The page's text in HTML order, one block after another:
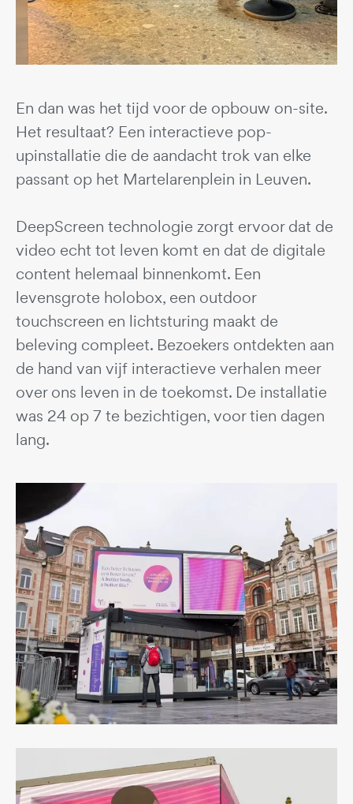
En dan was het tijd voor de opbouw on-site.
Het resultaat? Een interactieve pop-
upinstallatie die de aandacht trok van elke
passant op het Martelarenplein in Leuven.
DeepScreen technologie zorgt ervoor dat de
video echt tot leven komt en dat de digitale
content helemaal binnenkomt. Een
levensgrote holobox, een outdoor
touchscreen en lichtsturing maakt de
beleving compleet. Bezoekers ontdekten aan
de hand van vijf interactieve verhalen meer
over ons leven in de toekomst. De installatie
was 24 op 7 te bezichtigen, voor tien dagen
lang.